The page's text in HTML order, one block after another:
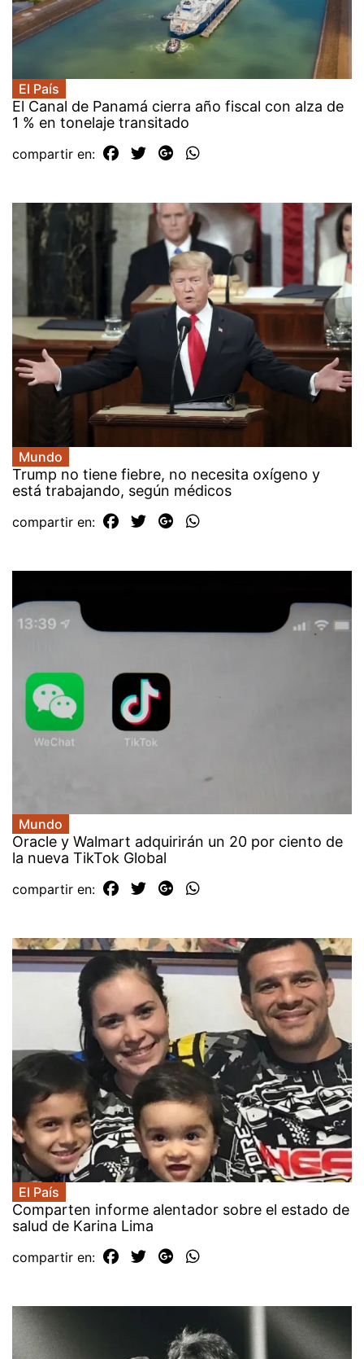
El País
El Canal de Panamá cierra año fiscal con alza de
1 % en tonelaje transitado
compartir en:
Mundo
Trump no tiene fiebre, no necesita oxígeno y
está trabajando, según médicos
compartir en:
Mundo
Oracle y Walmart adquirirán un 20 por ciento de
la nueva TikTok Global
compartir en:
El País
Comparten informe alentador sobre el estado de
salud de Karina Lima
compartir en: